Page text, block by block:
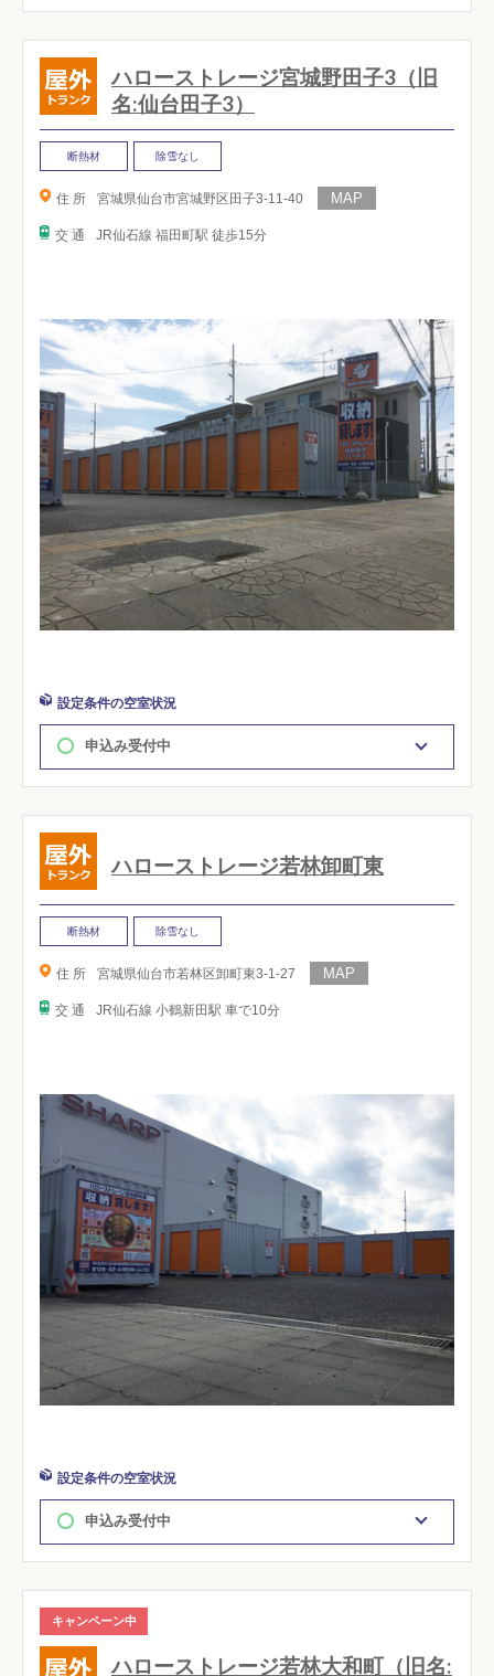
ハローストレージ宮城野田子3（旧
名:仙台田子3）
断熱材 除雪なし
住 所 宮城県仙台市宮城野区田子3-11-40
交 通 JR仙石線 福田町駅 徒歩15分
設定条件の空室状況
申込み受付中
ハローストレージ若林卸町東
断熱材 除雪なし
住 所 宮城県仙台市若林区卸町東3-1-27
交 通 JR仙石線 小鶴新田駅 車で10分
設定条件の空室状況
申込み受付中
キャンペーン中
ハローストレージ若林大和町（旧名: